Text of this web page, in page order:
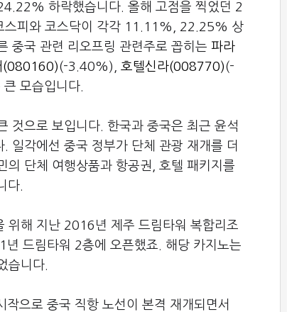
하락했습니다. 올해 고점을 찍었던 2
스피와 코스닥이 각각 11.11%, 22.25% 상
중국 관련 리오프링 관련주로 꼽히는 파라
(080160)(-3.40%), 호텔신라(008770)(-
모습입니다.
것으로 보입니다. 한국과 중국은 최근 윤석
일각에선 중국 정부가 단체 관광 재개를 더
의 단체 여행상품과 항공권, 호텔 패키지를
다.
위해 지난 2016년 제주 드림타워 복합리조
드림타워 2층에 오픈했죠. 해당 카지노는
습니다.
으로 중국 직항 노선이 본격 재개되면서